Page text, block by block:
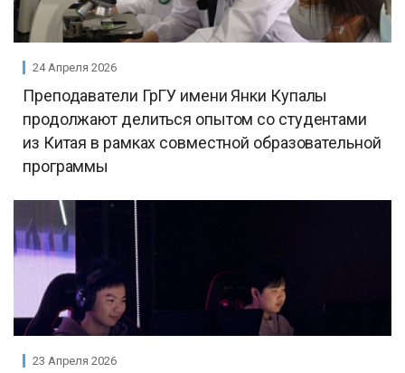
24 Апреля 2026
Преподаватели ГрГУ имени Янки Купалы
продолжают делиться опытом со студентами
из Китая в рамках совместной образовательной
программы
23 Апреля 2026